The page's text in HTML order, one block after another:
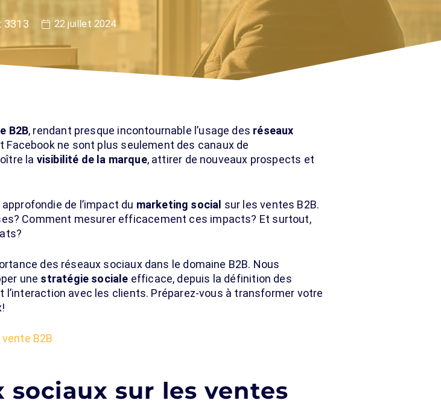
3313 22 juillet 2024
B2B, rendant presque incontournable l’usage des réseaux
ne sont plus seulement des canaux de
la visibilité de la marque, attirer de nouveaux prospects et
de l’impact du marketing social sur les ventes B2B.
Comment mesurer efficacement ces impacts? Et surtout,
des réseaux sociaux dans le domaine B2B. Nous
une stratégie sociale efficace, depuis la définition des
avec les clients. Préparez-vous à transformer votre
B2B
sociaux sur les ventes